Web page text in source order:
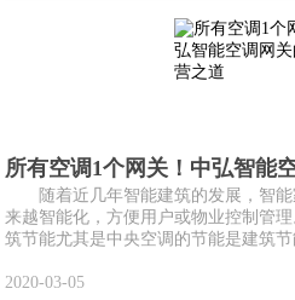
所有空调1个网关！中弘智能
随着近几年智能建筑的发展，智能
来越智能化，方便用户或物业控制管
筑节能尤其是中央空调的节能是建筑
2020-03-05